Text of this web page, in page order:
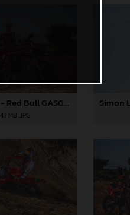
Jorge Prado - Red Bull GASGAS Factory Racing 2024
4,1 MB .JPG